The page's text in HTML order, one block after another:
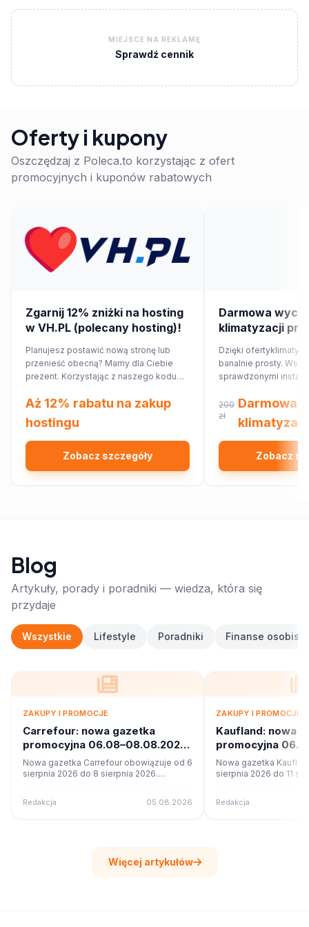
MIEJSCE NA REKLAMĘ
Sprawdź cennik
Oferty i kupony
Oszczędzaj z Poleca.to korzystając z ofert
promocyjnych i kuponów rabatowych
Zgarnij 12% zniżki na hosting
w VH.PL (polecany hosting)!
Planujesz postawić nową stronę lub
przenieść obecną? Mamy dla Ciebie
prezent. Korzystając z naszego kodu
12%!
Aż 12% rabatu na zakup
hostingu
Zobacz szczegóły
Darmowa
klimatyzacji
Dzięki
banalnie prosty.
sprawdzonymi
Ciebie wycenę
Twojego domu lub
200
zł
Darmowa
Zobacz
Blog
Artykuły, porady i poradniki — wiedza, która się
przydaje
Wszystkie Lifestyle Poradniki Finanse osobiste
ZAKUPY I PROMOCJE
Carrefour: nowa gazetka
promocyjna 06.08–08.08.2026.
Co w ofercie?
Nowa gazetka Carrefour obowiązuje od 6
sierpnia 2026 do 8 sierpnia 2026.
Redakcja 05.08.2026
ZAKUPY I PROMOCJE
Kaufland: nowa
promocyjna
Co w ofercie?
Nowa gazetka
sierpnia 2026 do 11
Redakcja
Więcej artykułów